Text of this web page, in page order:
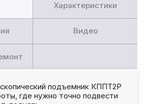
Характеристики
Видео
подъемник КППТ2Р
где нужно точно подвести